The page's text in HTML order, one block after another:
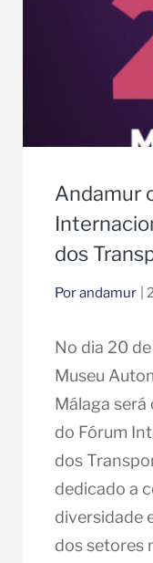
Andamur
dos
Por andamur |
No dia 20
Museu
Málaga
do Fórum
dos
dedicado a
diversidade
dos setores